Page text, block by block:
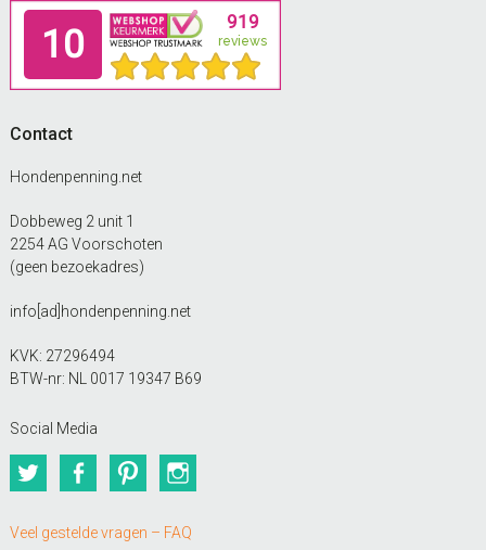
Footer
Contact
Hondenpenning.net
Dobbeweg 2 unit 1
2254 AG Voorschoten
(geen bezoekadres)
info[ad]hondenpenning.net
KVK: 27296494
BTW-nr: NL 0017 19347 B69
Social Media
TwitterFacebookPinterest
Veel gestelde vragen – FAQ